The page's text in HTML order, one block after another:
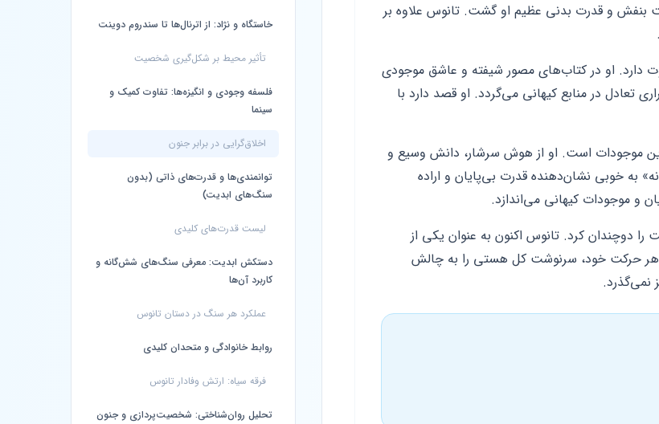
خاستگاه و نژاد: از اترنال‌ها تا سندروم دوینت
تأثیر محیط بر شکل‌گیری شخصیت
فلسفه وجودی و انگیزه‌ها: تفاوت کمیک و
سینما
اخلاق‌گرایی در برابر جنون
توانمندی‌ها و قدرت‌های ذاتی (بدون
سنگ‌های ابدیت)
لیست قدرت‌های کلیدی
دستکش ابدیت: معرفی سنگ‌های شش‌گانه و
کاربرد آن‌ها
عملکرد هر سنگ در دستان تانوس
روابط خانوادگی و متحدان کلیدی
فرقه سیاه: ارتش وفادار تانوس
تحلیل روان‌شناختی: شخصیت‌پردازی و جنون
و قدرت بدنی عظیم او گشت. تانوس علاوه بر
دارد. او در کتاب‌های مصور شیفته و عاشق موجودی
تعادل در منابع کیهانی می‌گردد. او قصد دارد با
موجودات است. او از هوش سرشار، دانش وسیع و
به خوبی نشان‌دهنده قدرت بی‌پایان و اراده
و موجودات کیهانی می‌اندازد.
دوچندان کرد. تانوس اکنون به عنوان یکی از
هر حرکت خود، سرنوشت کل هستی را به چالش
نمی‌گذرد.